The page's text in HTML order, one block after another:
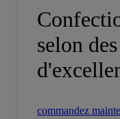
selon
commandez